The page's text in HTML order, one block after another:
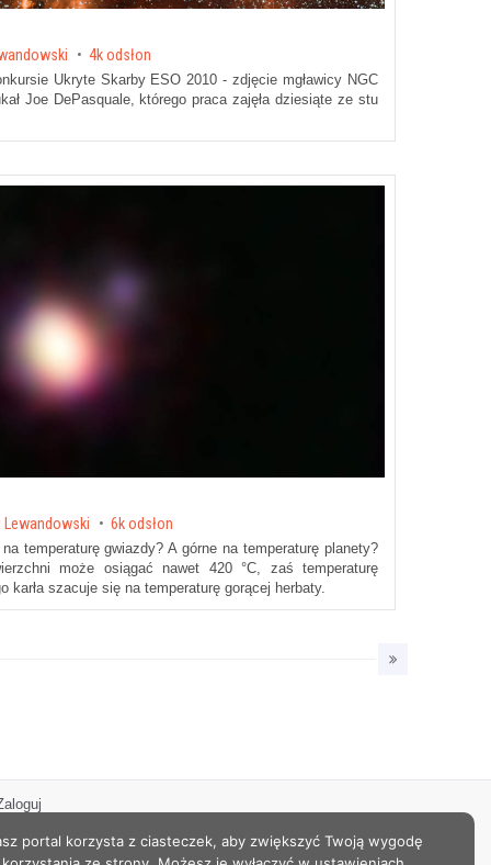
4k odsłon
Ukryte Skarby ESO 2010 - zdjęcie mgławicy NGC
Joe DePasquale, którego praca zajęła dziesiąte ze stu
Lewandowski 6k odsłon
temperaturę gwiazdy? A górne na temperaturę planety?
może osiągać nawet 420 °C, zaś temperaturę
karła szacuje się na temperaturę gorącej herbaty.
portal korzysta z ciasteczek, aby zwiększyć Twoją wygodę